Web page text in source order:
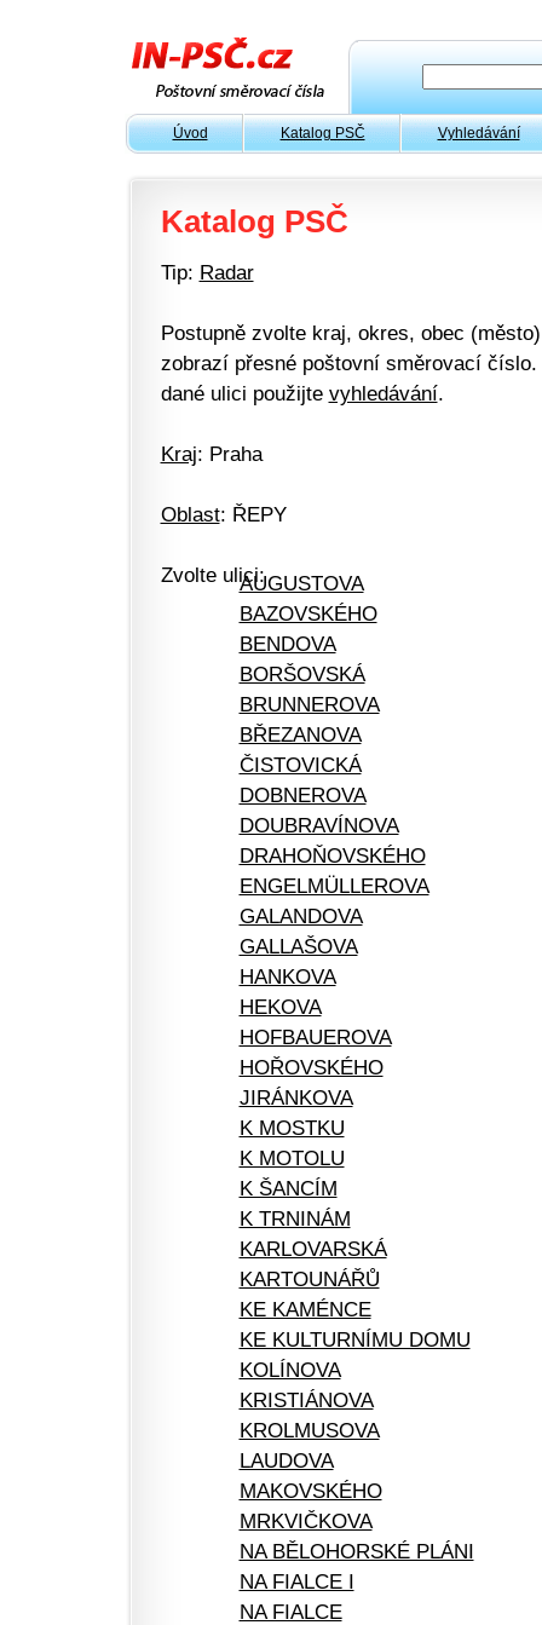
Úvod Katalog PSČ Vyhledávání
Katalog PSČ
Tip: Radar
Postupně zvolte kraj, okres, obec
zobrazí přesné poštovní směrovací
dané ulici použijte vyhledávání.
Kraj: Praha
Oblast: ŘEPY
Zvolte ulici:AUGUSTOVA
BAZOVSKÉHO
BENDOVA
BORŠOVSKÁ
BRUNNEROVA
BŘEZANOVA
ČISTOVICKÁ
DOBNEROVA
DOUBRAVÍNOVA
DRAHOŇOVSKÉHO
ENGELMÜLLEROVA
GALANDOVA
GALLAŠOVA
HANKOVA
HEKOVA
HOFBAUEROVA
HOŘOVSKÉHO
JIRÁNKOVA
K MOSTKU
K MOTOLU
K ŠANCÍM
K TRNINÁM
KARLOVARSKÁ
KARTOUNÁŘŮ
KE KAMÉNCE
KE KULTURNÍMU DOMU
KOLÍNOVA
KRISTIÁNOVA
KROLMUSOVA
LAUDOVA
MAKOVSKÉHO
MRKVIČKOVA
NA BĚLOHORSKÉ PLÁNI
NA FIALCE I
NA FIALCE